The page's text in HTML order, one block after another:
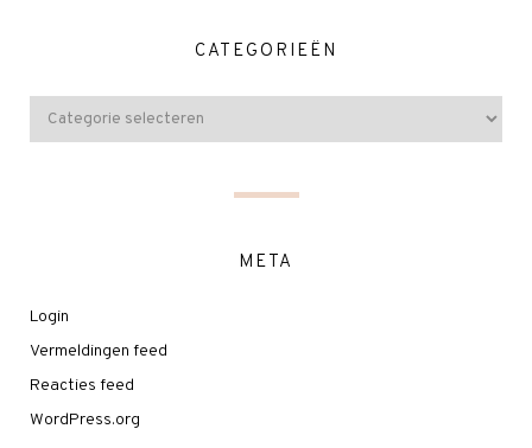
CATEGORIEËN
META
Login
Vermeldingen feed
Reacties feed
WordPress.org